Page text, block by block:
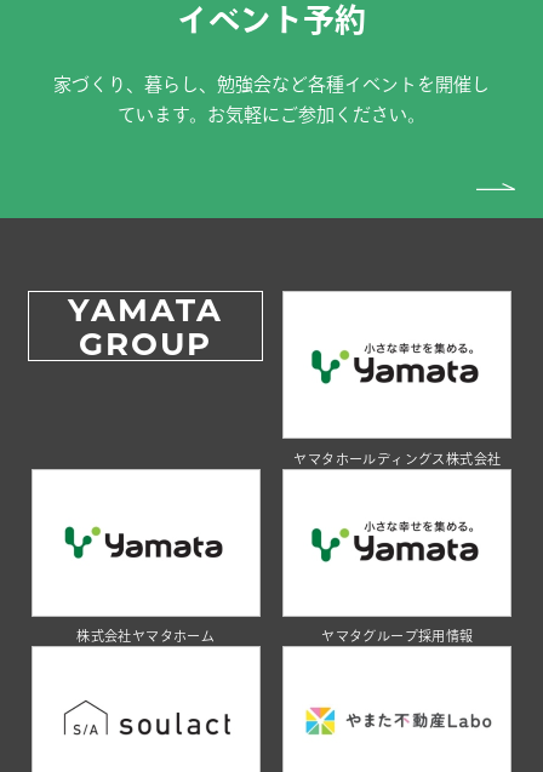
イベント予約
家づくり、暮らし、勉強会など各種イベントを開催し
ています。お気軽にご参加ください。
YAMATA
GROUP
ヤマタホールディングス株式会社
株式会社ヤマタホーム ヤマタグループ採用情報